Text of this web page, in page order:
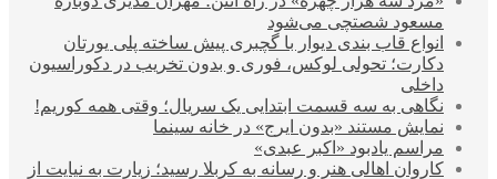
مسعود شصتچی می‌شود
انواع قاب بندی دیوار با گچبری پیش ساخته پلی یورتان
دکارت؛ تحولی لوکس، فوری و بدون تخریب در دکوراسیون
داخلی
نگاهی به سه قسمت ابتدایی یک سریال؛ وقتی همه کوریم!
نمایش مستند «بدون ایرج» در خانه سینما
مراسم یادبود «اکبر عبدی»
کاروان اهالی هنر و رسانه به کربلا رسید؛ زیارت به نیایت از